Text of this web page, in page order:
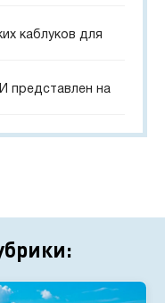
каблуков для
представлен на